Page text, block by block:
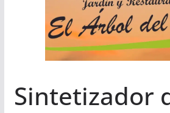
Sintetizador